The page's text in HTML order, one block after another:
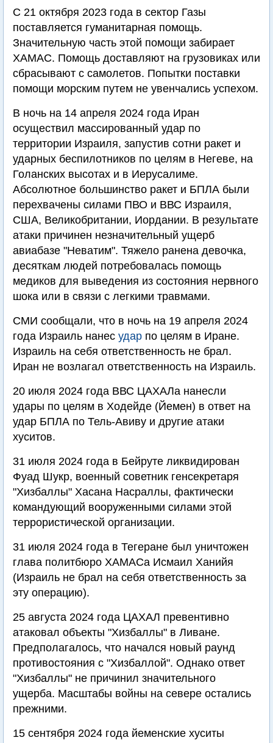
С 21 октября 2023 года в сектор Газы
поставляется гуманитарная помощь.
Значительную часть этой помощи забирает
ХАМАС. Помощь доставляют на грузовиках или
сбрасывают с самолетов. Попытки поставки
помощи морским путем не увенчались успехом.
В ночь на 14 апреля 2024 года Иран
осуществил массированный удар по
территории Израиля, запустив сотни ракет и
ударных беспилотников по целям в Негеве, на
Голанских высотах и в Иерусалиме.
Абсолютное большинство ракет и БПЛА были
перехвачены силами ПВО и ВВС Израиля,
США, Великобритании, Иордании. В результате
атаки причинен незначительный ущерб
авиабазе "Неватим". Тяжело ранена девочка,
десяткам людей потребовалась помощь
медиков для выведения из состояния нервного
шока или в связи с легкими травмами.
СМИ сообщали, что в ночь на 19 апреля 2024
года Израиль нанес удар по целям в Иране.
Израиль на себя ответственность не брал.
Иран не возлагал ответственность на Израиль.
20 июля 2024 года ВВС ЦАХАЛа нанесли
удары по целям в Ходейде (Йемен) в ответ на
удар БПЛА по Тель-Авиву и другие атаки
хуситов.
31 июля 2024 года в Бейруте ликвидирован
Фуад Шукр, военный советник генсекретаря
"Хизбаллы" Хасана Насраллы, фактически
командующий вооруженными силами этой
террористической организации.
31 июля 2024 года в Тегеране был уничтожен
глава политбюро ХАМАСа Исмаил Ханийя
(Израиль не брал на себя ответственность за
эту операцию).
25 августа 2024 года ЦАХАЛ превентивно
атаковал объекты "Хизбаллы" в Ливане.
Предполагалось, что начался новый раунд
противостояния с "Хизбаллой". Однако ответ
"Хизбаллы" не причинил значительного
ущерба. Масштабы войны на севере остались
прежними.
15 сентября 2024 года йеменские хуситы